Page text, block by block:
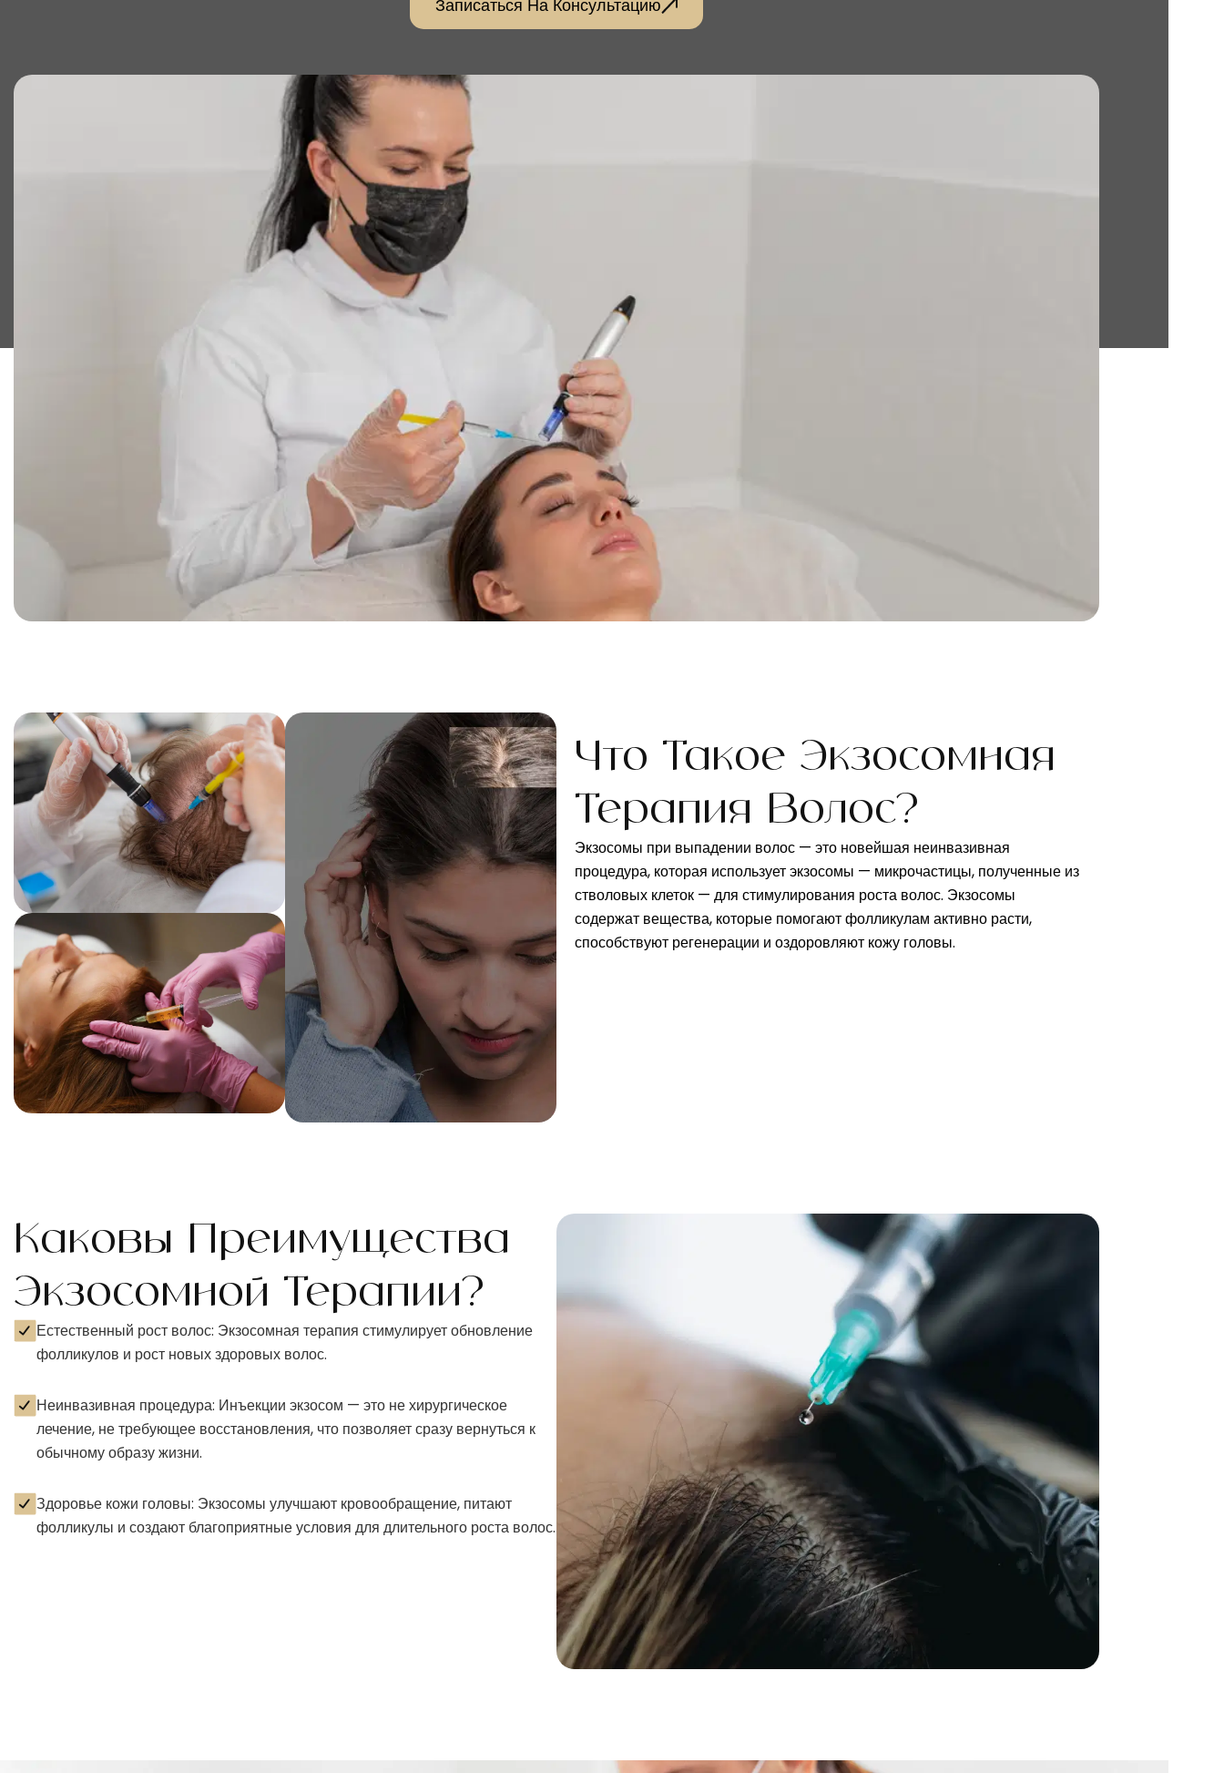
Записаться На Консультацию
Что Такое Экзосомная
Терапия Волос?
Экзосомы при выпадении волос — это новейшая неинвазивная
процедура, которая использует экзосомы — микрочастицы, полученные из
стволовых клеток — для стимулирования роста волос. Экзосомы
содержат вещества, которые помогают фолликулам активно расти,
способствуют регенерации и оздоровляют кожу головы.
Каковы Преимущества
Экзосомной Терапии?
Естественный рост волос: Экзосомная терапия стимулирует обновление
фолликулов и рост новых здоровых волос.
Неинвазивная процедура: Инъекции экзосом — это не хирургическое
лечение, не требующее восстановления, что позволяет сразу вернуться к
обычному образу жизни.
Здоровье кожи головы: Экзосомы улучшают кровообращение, питают
фолликулы и создают благоприятные условия для длительного роста волос.